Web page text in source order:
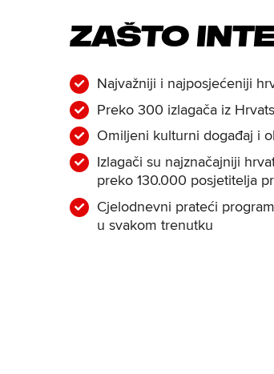
Zašto
Najvažniji i najposjećeniji
Preko 300 izlagača iz
Omiljeni kulturni događaj i
Izlagači su najznačajniji
preko 130.000 posjetitelja
Cjelodnevni prateći
u svakom trenutku